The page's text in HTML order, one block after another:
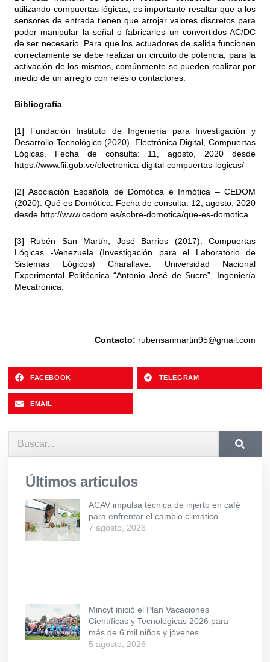
utilizando compuertas lógicas, es importante resaltar que a los
sensores de entrada tienen que arrojar valores discretos para
poder manipular la señal o fabricarles un convertidos AC/DC
de ser necesario. Para que los actuadores de salida funcionen
correctamente se debe realizar un circuito de potencia, para la
activación de los mismos, comúnmente se pueden realizar por
medio de un arreglo con relés o contactores.
Bibliografía
[1] Fundación Instituto de Ingeniería para Investigación y
Desarrollo Tecnológico (2020). Electrónica Digital, Compuertas
Lógicas. Fecha de consulta: 11, agosto, 2020 desde
https://www.fii.gob.ve/electronica-digital-compuertas-logicas/
[2] Asociación Española de Domótica e Inmótica – CEDOM
(2020). Qué es Domótica. Fecha de consulta: 12, agosto, 2020
desde http://www.cedom.es/sobre-domotica/que-es-domotica
[3] Rubén San Martín, José Barrios (2017). Compuertas
Lógicas -Venezuela (Investigación para el Laboratorio de
Sistemas Lógicos) Charallave: Universidad Nacional
Experimental Politécnica “Antonio José de Sucre”, Ingeniería
Mecatrónica.
Contacto: rubensanmartin95@gmail.com
FACEBOOK TELEGRAM
EMAIL
Últimos artículos
ACAV impulsa técnica de injerto en café
para enfrentar el cambio climático
7 agosto, 2026
Mincyt inició el Plan Vacaciones
Científicas y Tecnológicas 2026 para
más de 6 mil niños y jóvenes
5 agosto, 2026